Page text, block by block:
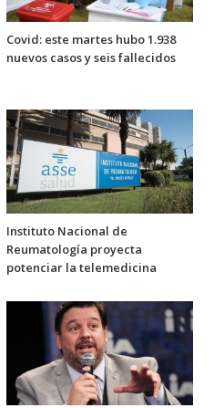
Covid: este martes hubo 1.938
nuevos casos y seis fallecidos
Instituto Nacional de
Reumatología proyecta
potenciar la telemedicina